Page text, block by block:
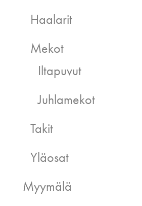
Haalarit
Mekot
Iltapuvut
Juhlamekot
Takit
Yläosat
Myymälä